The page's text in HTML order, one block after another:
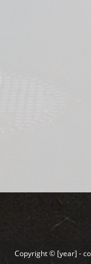
Copyright © [year] -